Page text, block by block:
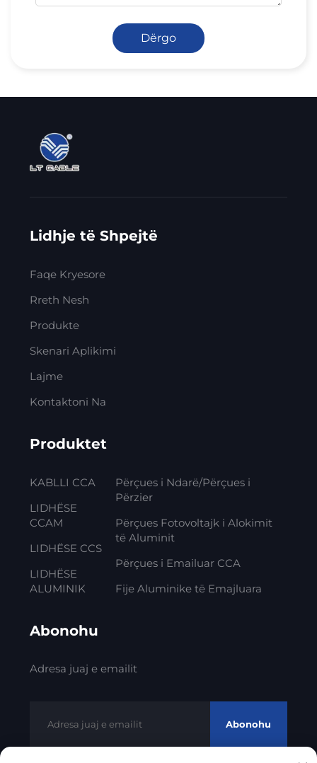
Dërgo
Lidhje të Shpejtë
Faqe Kryesore
Rreth Nesh
Produkte
Skenari Aplikimi
Lajme
Kontaktoni Na
Produktet
KABLLI CCA
LIDHËSE
CCAM
LIDHËSE CCS
LIDHËSE
ALUMINIK
Përçues i Ndarë/Përçues i
Përzier
Përçues Fotovoltajk i Alokimit
të Aluminit
Përçues i Emailuar CCA
Fije Aluminike të Emajluara
Abonohu
Adresa juaj e emailit
Abonohu